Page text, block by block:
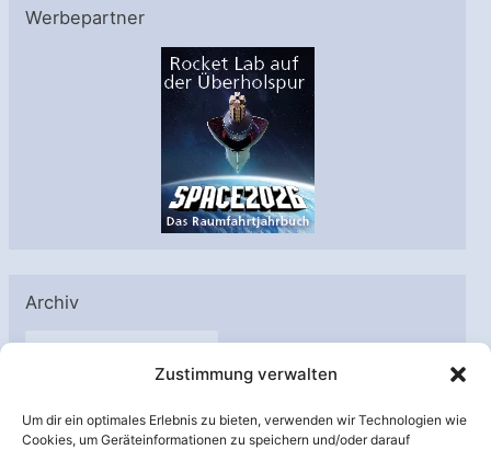
Zustimmung verwalten
Um dir ein optimales Erlebnis zu bieten, verwenden wir Technologien wie
Cookies, um Geräteinformationen zu speichern und/oder darauf
Werbepartner
Archiv
A
h